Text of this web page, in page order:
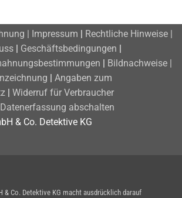
| Impressum | Rechtliche Hinweise |
| Geschäftsbedingungen |
| Bildnachweise |
| Angaben zum
| Widerruf für Verbraucher
abschalten
& Co. Detektive KG
& Co. Detektive KG macht ausdrücklich darauf